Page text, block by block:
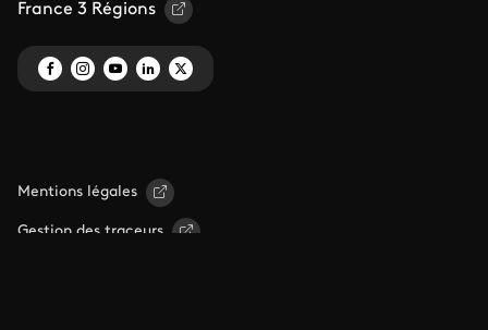
France 3 Régions
Mentions légales
Gestion des traceurs